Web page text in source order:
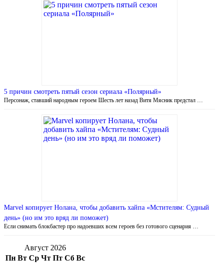
5 причин смотреть пятый сезон сериала «Полярный»
Персонаж, ставший народным героем Шесть лет назад Витя Мясник предстал …
Marvel копирует Нолана, чтобы добавить хайпа «Мстителям: Судный
день» (но им это вряд ли поможет)
Если снимать блокбастер про надоевших всем героев без готового сценария …
Август 2026
Пн Вт Ср Чт Пт Сб Вс